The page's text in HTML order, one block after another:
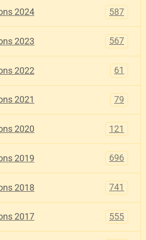
2024 587
2023 567
2022 61
2021 79
2020 121
2019 696
2018 741
2017 555